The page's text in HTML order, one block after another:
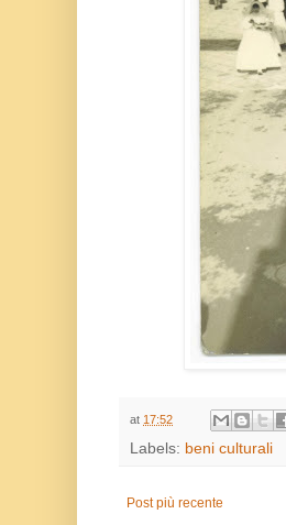
at 17:52
Labels: beni culturali
Post più recente